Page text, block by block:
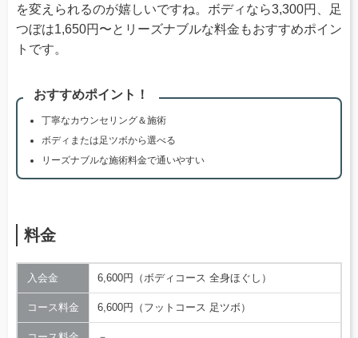
を変えられるのが嬉しいですね。ボディなら3,300円、足
つぼは1,650円〜とリーズナブルな料金もおすすめポイン
トです。
おすすめポイント！
丁寧なカウンセリング＆施術
ボディまたは足ツボから選べる
リーズナブルな施術料金で通いやすい
料金
入会金 6,600円（ボディコース 全身ほぐし）
コース料金 6,600円（フットコース 足ツボ）